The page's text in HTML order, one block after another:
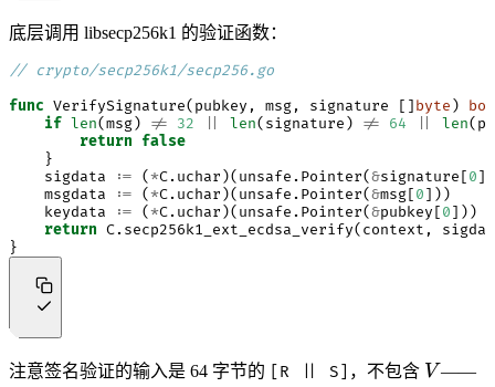
底层调用 libsecp256k1 的验证函数：
// crypto/secp256k1/secp256.go
func VerifySignature( pubkey , msg, signature [] byte )
if len(msg) != 32 len( signature ) != 64 len(
return
false
}
sigdata
:= (*C. uchar )( unsafe . Pointer(&signature [0
msgdata
:= (*C. uchar )( unsafe . Pointer(&msg[0]))
keydata
:= (*C. uchar )( unsafe . Pointer(&pubkey [0]))
return C. secp256k1_ext_ecdsa_verify( context ,
}
注意签名验证的输入是 64 字节的 [R || S] ，不包含 V
V ——